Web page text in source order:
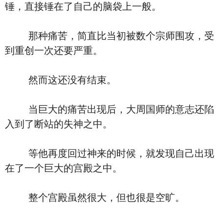
锤，直接锤在了自己的脑袋上一般。
那种痛苦，简直比当初被数个宗师围攻，受
到重创一次还要严重。
然而这还没有结束。
当巨大的痛苦出现后，大周国师的意志还陷
入到了断站的失神之中。
等他再度回过神来的时候，就发现自己出现
在了一个巨大的宫殿之中。
整个宫殿虽然很大，但也很是空旷。